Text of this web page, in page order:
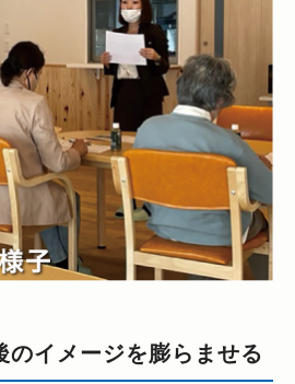
のイメージを膨らませる